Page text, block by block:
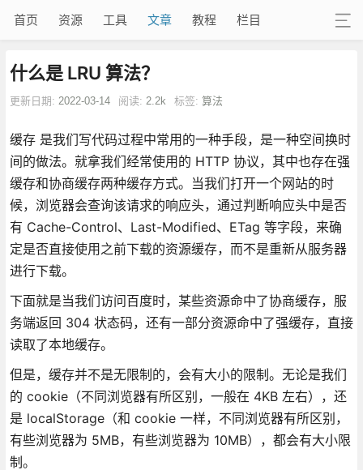
首页 资源 工具 文章 教程 栏目
什么是 LRU 算法？
更新日期: 2022-03-14 阅读: 2.2k 标签: 算法
缓存 是我们写代码过程中常用的一种手段，是一种空间换时
间的做法。就拿我们经常使用的 HTTP 协议，其中也存在强
缓存和协商缓存两种缓存方式。当我们打开一个网站的时
候，浏览器会查询该请求的响应头，通过判断响应头中是否
有 Cache-Control、Last-Modified、ETag 等字段，来确
定是否直接使用之前下载的资源缓存，而不是重新从服务器
进行下载。
下面就是当我们访问百度时，某些资源命中了协商缓存，服
务端返回 304 状态码，还有一部分资源命中了强缓存，直接
读取了本地缓存。
但是，缓存并不是无限制的，会有大小的限制。无论是我们
的 cookie（不同浏览器有所区别，一般在 4KB 左右），还
是 localStorage（和 cookie 一样，不同浏览器有所区别，
有些浏览器为 5MB，有些浏览器为 10MB），都会有大小限
制。